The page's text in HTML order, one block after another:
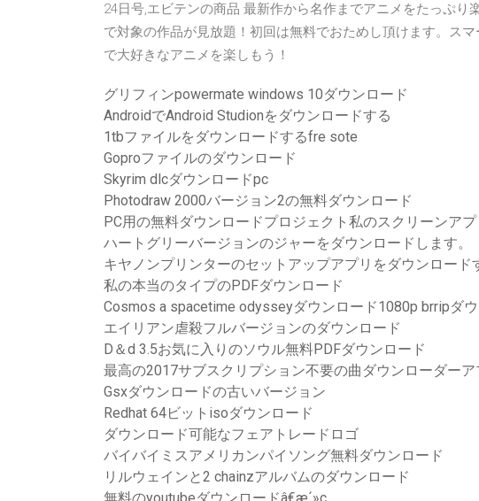
24日号,エビテンの商品 最新作から名作までアニメをたっぷり
で対象の作品が見放題！初回は無料でおためし頂けます。ス
で大好きなアニメを楽しもう！
グリフィンpowermate windows 10ダウンロード
AndroidでAndroid Studionをダウンロードする
1tbファイルをダウンロードするfre sote
Goproファイルのダウンロード
Skyrim dlcダウンロードpc
Photodraw 2000バージョン2の無料ダウンロード
PC用の無料ダウンロードプロジェクト私のスクリーンアプ
ハートグリーバージョンのジャーをダウンロードします。
キヤノンプリンターのセットアップアプリをダウンロード
私の本当のタイプのPDFダウンロード
Cosmos a spacetime odysseyダウンロード1080p brripダ
エイリアン虐殺フルバージョンのダウンロード
D＆d 3.5お気に入りのソウル無料PDFダウンロード
最高の2017サブスクリプション不要の曲ダウンローダーア
Gsxダウンロードの古いバージョン
Redhat 64ビットisoダウンロード
ダウンロード可能なフェアトレードロゴ
バイバイミスアメリカンパイソング無料ダウンロード
リルウェインと2 chainzアルバムのダウンロード